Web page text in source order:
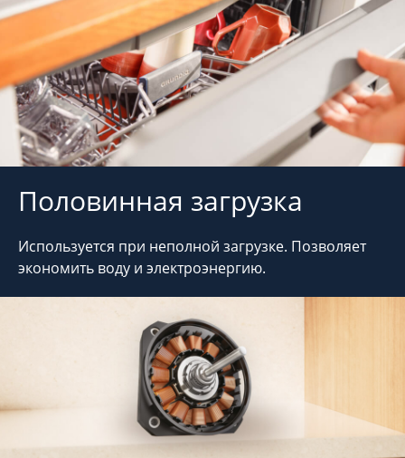
Половинная загрузка
Используется при неполной загрузке. Позволяет
экономить воду и электроэнергию.